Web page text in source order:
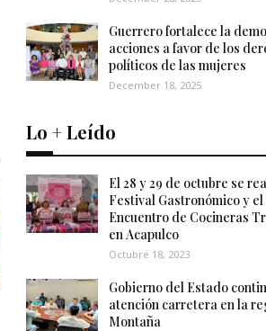
Guerrero fortalece la
acciones a favor de los
políticos de las mujeres
December 18, 2025
Lo + Leído
El 28 y 29 de octubre se
Festival Gastronómico y
Encuentro de Cocineras
en Acapulco
Octubre 18, 2023
Gobierno del Estado
atención carretera en la
Montaña